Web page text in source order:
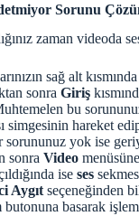
Sorunu
zaman videoda
sağ alt
sonra Giriş
bu
simgesinin hareket
sorununuz yok ise
sonra Video
ise ses
Aygıt seçeneğinden
butonuna basarak